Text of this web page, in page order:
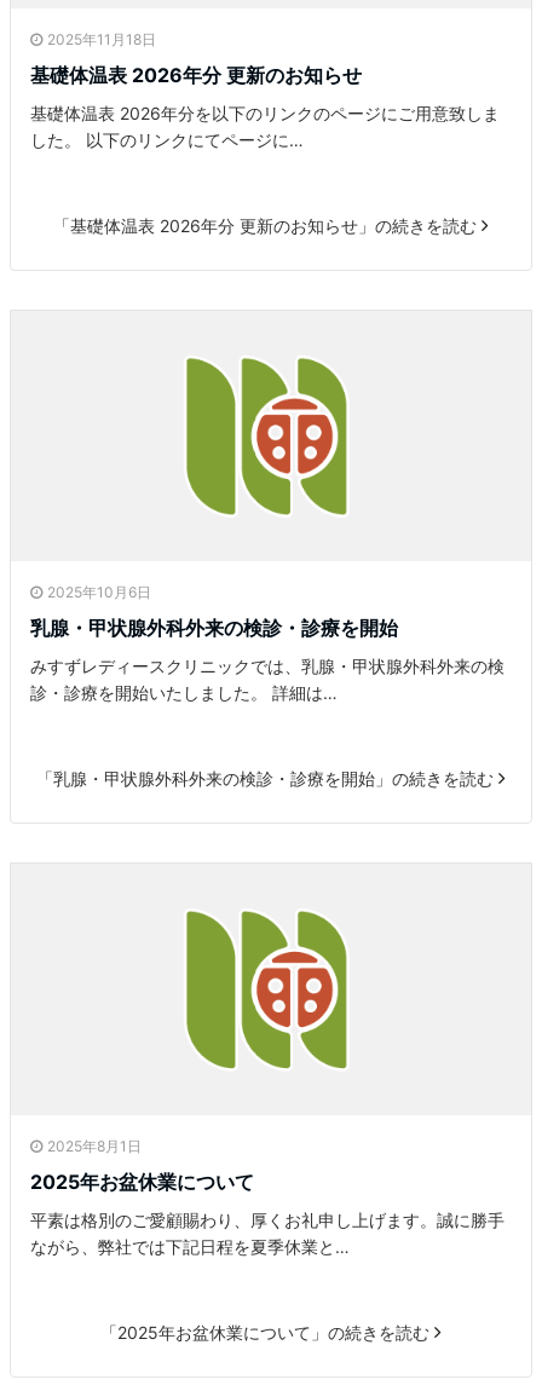
2025年11月18日
基礎体温表 2026年分 更新のお知らせ
基礎体温表 2026年分を以下のリンクのページにご用意致しま
した。 以下のリンクにてページに…
「基礎体温表 2026年分 更新のお知らせ」の続きを読む
2025年10月6日
乳腺・甲状腺外科外来の検診・診療を開始
みすずレディースクリニックでは、乳腺・甲状腺外科外来の検
診・診療を開始いたしました。 詳細は…
「乳腺・甲状腺外科外来の検診・診療を開始」の続きを読む
2025年8月1日
2025年お盆休業について
平素は格別のご愛顧賜わり、厚くお礼申し上げます。誠に勝手
ながら、弊社では下記日程を夏季休業と…
「2025年お盆休業について」の続きを読む